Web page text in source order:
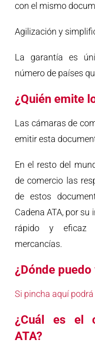
con el mismo
Agilización y
La garantía es
número de países
¿Quién emite
Las cámaras de
emitir esta
En el resto del
de comercio las
de estos
Cadena ATA, por su
rápido y eficaz
mercancías.
¿Dónde puedo
Si pincha aquí
¿Cuál es el
ATA?